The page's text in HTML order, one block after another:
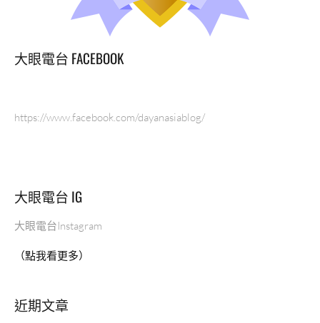
大眼電台 FACEBOOK
https://www.facebook.com/dayanasiablog/
大眼電台 IG
大眼電台Instagram
（點我看更多）
近期文章